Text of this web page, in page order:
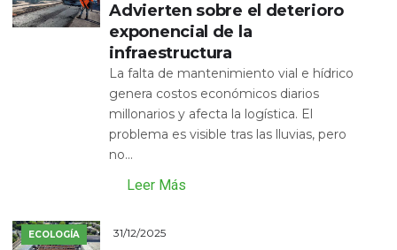
Advierten sobre el deterioro
exponencial de la
infraestructura
La falta de mantenimiento vial e hídrico
genera costos económicos diarios
millonarios y afecta la logística. El
problema es visible tras las lluvias, pero
no...
Leer Más
ECOLOGÍA 31/12/2025